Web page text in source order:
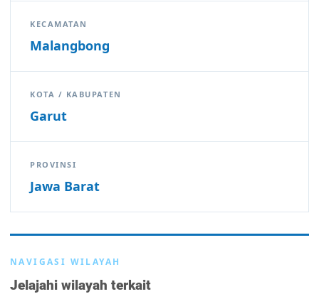
KECAMATAN
Malangbong
KOTA / KABUPATEN
Garut
PROVINSI
Jawa Barat
NAVIGASI WILAYAH
Jelajahi wilayah terkait